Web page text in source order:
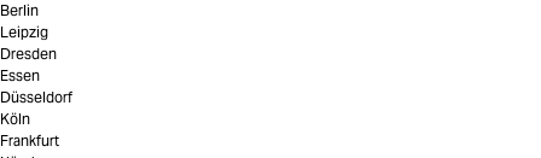
Berlin
Leipzig
Dresden
Essen
Düsseldorf
Köln
Frankfurt